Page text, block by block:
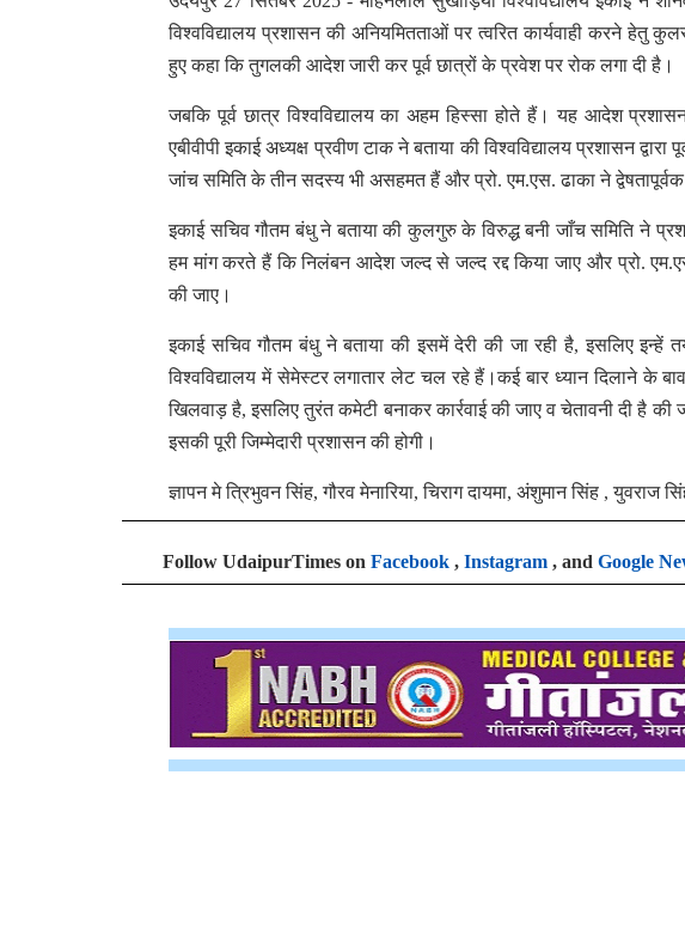
विश्वविद्यालय प्रशासन की अनियमितताओं पर त्वरित कार्यवाही करने हेतु
हुए कहा कि तुगलकी आदेश जारी कर पूर्व छात्रों के प्रवेश पर रोक लगा दी है।
जबकि पूर्व छात्र विश्वविद्यालय का अहम हिस्सा होते हैं। यह आदेश
एबीवीपी इकाई अध्यक्ष प्रवीण टाक ने बताया की विश्वविद्यालय प्रशासन
जांच समिति के तीन सदस्य भी असहमत हैं और प्रो. एम.एस. ढाका ने
इकाई सचिव गौतम बंधु ने बताया की कुलगुरु के विरुद्ध बनी जाँच समिति ने
हम मांग करते हैं कि निलंबन आदेश जल्द से जल्द रद्द किया जाए और प्रो.
की जाए।
इकाई सचिव गौतम बंधु ने बताया की इसमें देरी की जा रही है, इसलिए
विश्वविद्यालय में सेमेस्टर लगातार लेट चल रहे हैं।कई बार ध्यान दिलाने के
खिलवाड़ है, इसलिए तुरंत कमेटी बनाकर कार्रवाई की जाए व चेतावनी दी है
इसकी पूरी जिम्मेदारी प्रशासन की होगी।
ज्ञापन मे त्रिभुवन सिंह, गौरव मेनारिया, चिराग दायमा, अंशुमान सिंह , युवराज
Follow UdaipurTimes on Facebook , Instagram , and Google